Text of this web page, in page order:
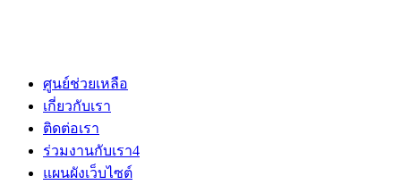
ศูนย์ช่วยเหลือ
เกี่ยวกับเรา
ติดต่อเรา
ร่วมงานกับเรา4
แผนผังเว็บไซต์